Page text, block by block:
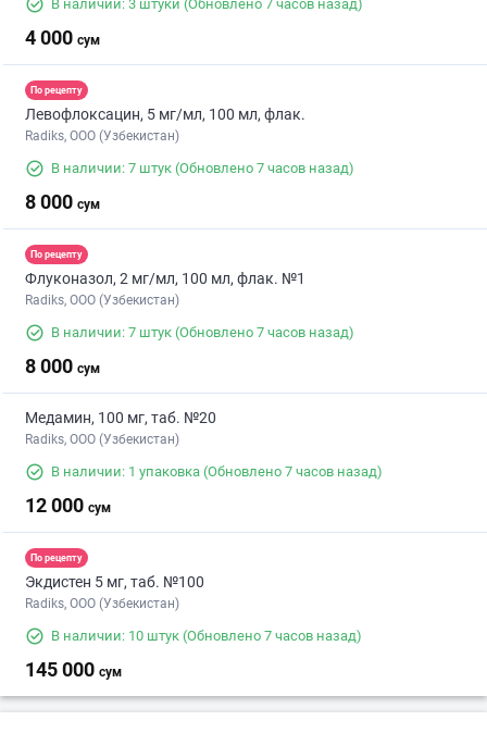
В наличии: 3 штуки (Обновлено 7 часов назад)
4 000 сум
По рецепту
Левофлоксацин, 5 мг/мл, 100 мл, флак.
Radiks, ООО (Узбекистан)
В наличии: 7 штук (Обновлено 7 часов назад)
8 000 сум
По рецепту
Флуконазол, 2 мг/мл, 100 мл, флак. №1
Radiks, ООО (Узбекистан)
В наличии: 7 штук (Обновлено 7 часов назад)
8 000 сум
Медамин, 100 мг, таб. №20
Radiks, ООО (Узбекистан)
В наличии: 1 упаковка (Обновлено 7 часов назад)
12 000 сум
По рецепту
Экдистен 5 мг, таб. №100
Radiks, ООО (Узбекистан)
В наличии: 10 штук (Обновлено 7 часов назад)
145 000 сум